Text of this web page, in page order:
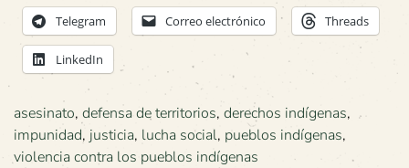
Telegram Correo electrónico Threads
LinkedIn
asesinato, defensa de territorios, derechos indígenas,
impunidad, justicia, lucha social, pueblos indígenas,
violencia contra los pueblos indígenas